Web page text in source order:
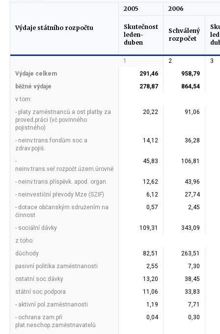
Výdaje státního rozpočtu
2005 2006
Skutečnost
leden-
duben
Schválený
rozpočet
1 2
3
Výdaje celkem
291,46
958,79
běžné výdaje
278,87
864,54
v tom:
- platy zaměstnanců a ost platby za
proved.práci (vč.povinného
pojistného)
20,22 91,06
- neinv.trans.fondům soc.a
zdrav.pojiš.
14,12 36,28
-
neinv.trans.veř.rozpočt.územ.úrovně
45,83 106,81
- neinv.trans.příspěvk. apod. organ. 12,62
43,96
- neinvestiční převody Mze (SZIF)
6,12
27,74
- dotace občanským sdružením na
činnost
0,57 2,45
- sociální dávky 109,31
343,09
z toho:
důchody
82,51
263,51
pasivní politika zaměstnanosti
2,55
7,30
ostatní soc.dávky
13,20
38,45
státní soc.podpora
11,06
33,83
- aktivní pol.zaměstnanosti
1,19
7,71
- ochrana zam.při
plat.neschop.zaměstnavatelů
0,04 0,30